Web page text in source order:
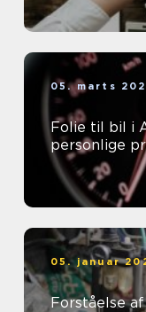
05. marts
Folie til bil i
personlige
05. januar
Forståelse